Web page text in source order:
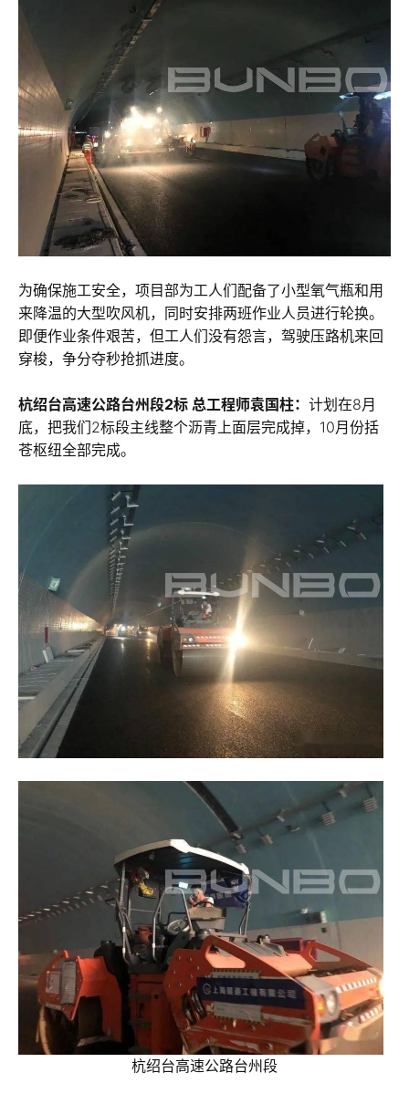
为确保施工安全，项目部为工人们配备了小型氧气瓶和用
来降温的大型吹风机，同时安排两班作业人员进行轮换。
即便作业条件艰苦，但工人们没有怨言，驾驶压路机来回
穿梭，争分夺秒抢抓进度。
杭绍台高速公路台州段2标 总工程师袁国柱： 计划在8月
底，把我们2标段主线整个沥青上面层完成掉，10月份括
苍枢纽全部完成。
杭绍台高速公路台州段